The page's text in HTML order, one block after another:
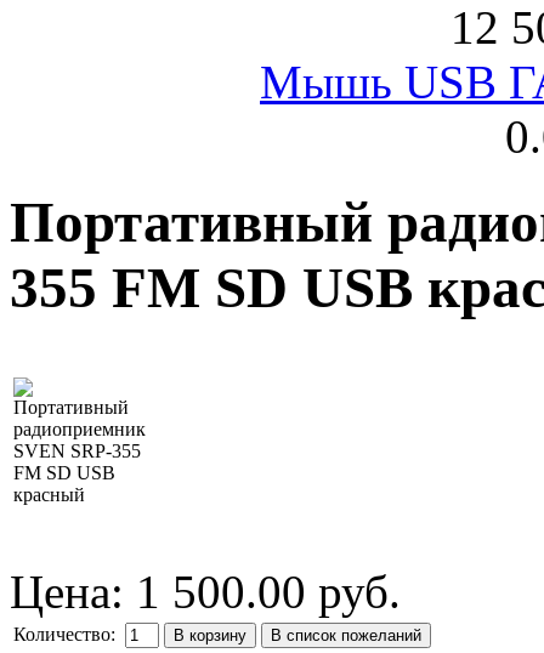
12
Мышь USB
Портативный
355 FM SD USB
Цена: 1 500.00 руб.
Количество: